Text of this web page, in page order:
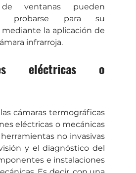
de ventanas pueden
probarse para su
la aplicación de
infrarroja.
eléctricas o
cámaras termográficas
eléctricas o mecánicas
no invasivas
y el diagnóstico del
e instalaciones